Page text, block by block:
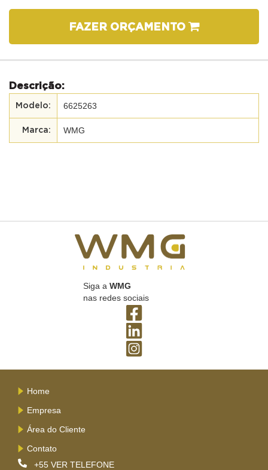
FAZER ORÇAMENTO
Descrição:
6625263
WMG
Siga a WMG
nas redes sociais
Home
Empresa
Área do Cliente
Contato
+55 VER TELEFONE